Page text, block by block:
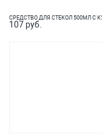
СРЕДСТВО ДЛЯ СТЕКОЛ 500МЛ С
107 руб.